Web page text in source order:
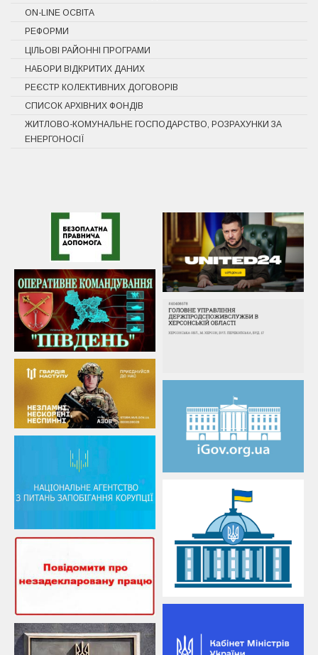
ON-LINE ОСВІТА
РЕФОРМИ
ЦІЛЬОВІ РАЙОННІ ПРОГРАМИ
НАБОРИ ВІДКРИТИХ ДАНИХ
РЕЄСТР КОЛЕКТИВНИХ ДОГОВОРІВ
СПИСОК АРХІВНИХ ФОНДІВ
ЖИТЛОВО-КОМУНАЛЬНЕ ГОСПОДАРСТВО, РОЗРАХУНКИ ЗА
ЕНЕРГОНОСІЇ